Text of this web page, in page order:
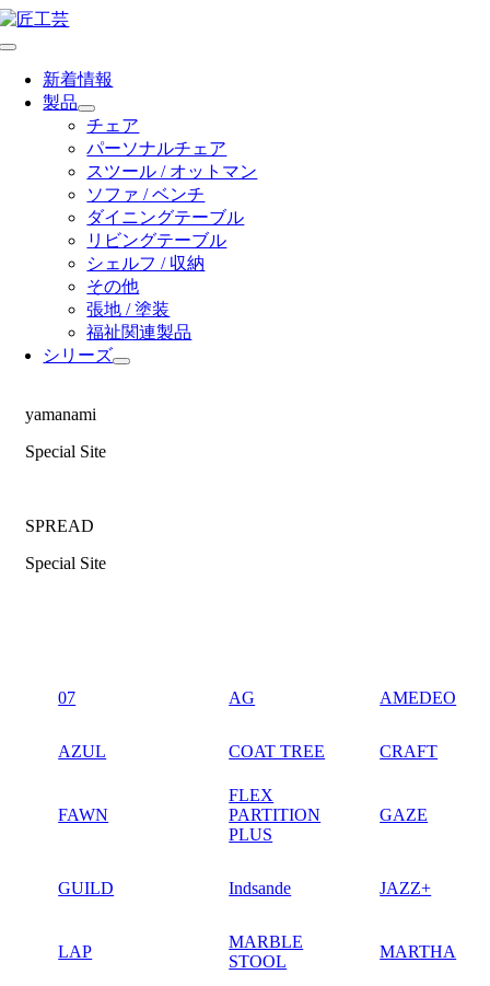
Skip
content
Toggle
Navigation新着情報
製品
チェア
パーソナルチェア
スツール / オットマン
ソファ / ベンチ
ダイニングテーブル
リビングテーブル
シェルフ / 収納
その他
張地 / 塗装
福祉関連製品
シリーズ
yamanami
Special Site
SPREAD
Special Site
07 AG AMEDEO
AZUL COAT TREE CRAFT
FAWN
FLEX
PARTITION
PLUS
GAZE
GUILD Indsande JAZZ+
LAP
MARBLE
STOOL
MARTHA